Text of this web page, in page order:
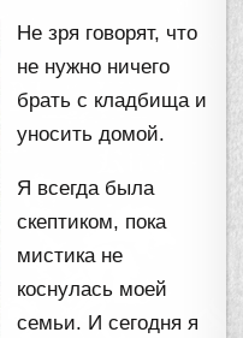
Не зря говорят, что
не нужно ничего
брать с кладбища и
уносить домой.
Я всегда была
скептиком, пока
мистика не
коснулась моей
семьи. И сегодня я